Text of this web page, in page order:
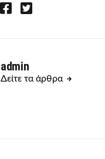
Facebook Twitter
admin
Δείτε τα άρθρα